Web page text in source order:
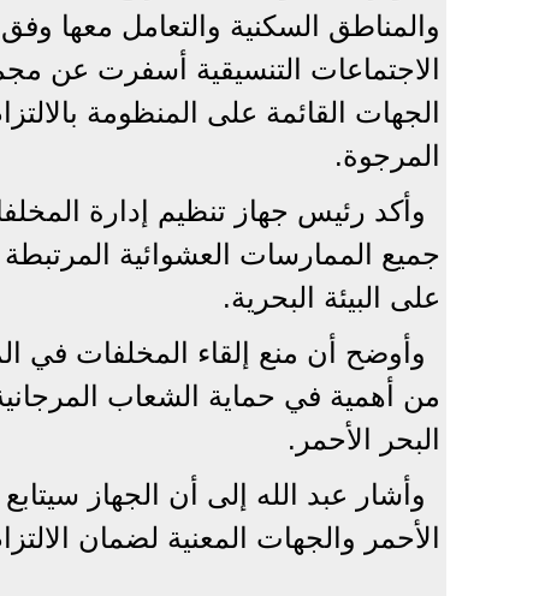
والمناطق السكنية والتعامل معها
الاجتماعات التنسيقية أسفرت عن
الجهات القائمة على المنظومة
المرجوة.
وأكد رئيس جهاز تنظيم إدارة
جميع الممارسات العشوائية
على البيئة البحرية.
وأوضح أن منع إلقاء المخلفات في
من أهمية في حماية الشعاب
البحر الأحمر.
وأشار عبد الله إلى أن الجهاز
الأحمر والجهات المعنية لضمان